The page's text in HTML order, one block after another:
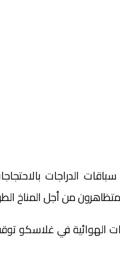
من أجل المناخ
للدراجات الهوائية في